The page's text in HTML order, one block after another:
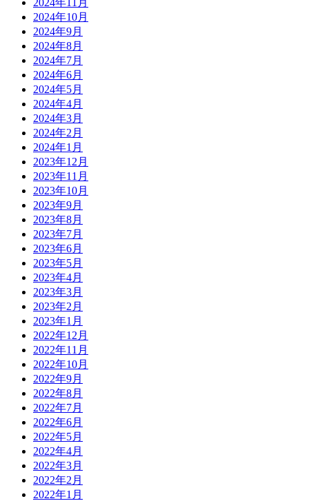
2024年11月
2024年10月
2024年9月
2024年8月
2024年7月
2024年6月
2024年5月
2024年4月
2024年3月
2024年2月
2024年1月
2023年12月
2023年11月
2023年10月
2023年9月
2023年8月
2023年7月
2023年6月
2023年5月
2023年4月
2023年3月
2023年2月
2023年1月
2022年12月
2022年11月
2022年10月
2022年9月
2022年8月
2022年7月
2022年6月
2022年5月
2022年4月
2022年3月
2022年2月
2022年1月